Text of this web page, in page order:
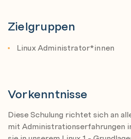
rsyslog in Kombination mit
Anpassen des Storage
Überprüfen der
Auswerten von
Zielgruppen
Linux Administrator*innen
Vorkenntnisse
Diese Schulung richtet sich an
mit Administrationserfahrungen